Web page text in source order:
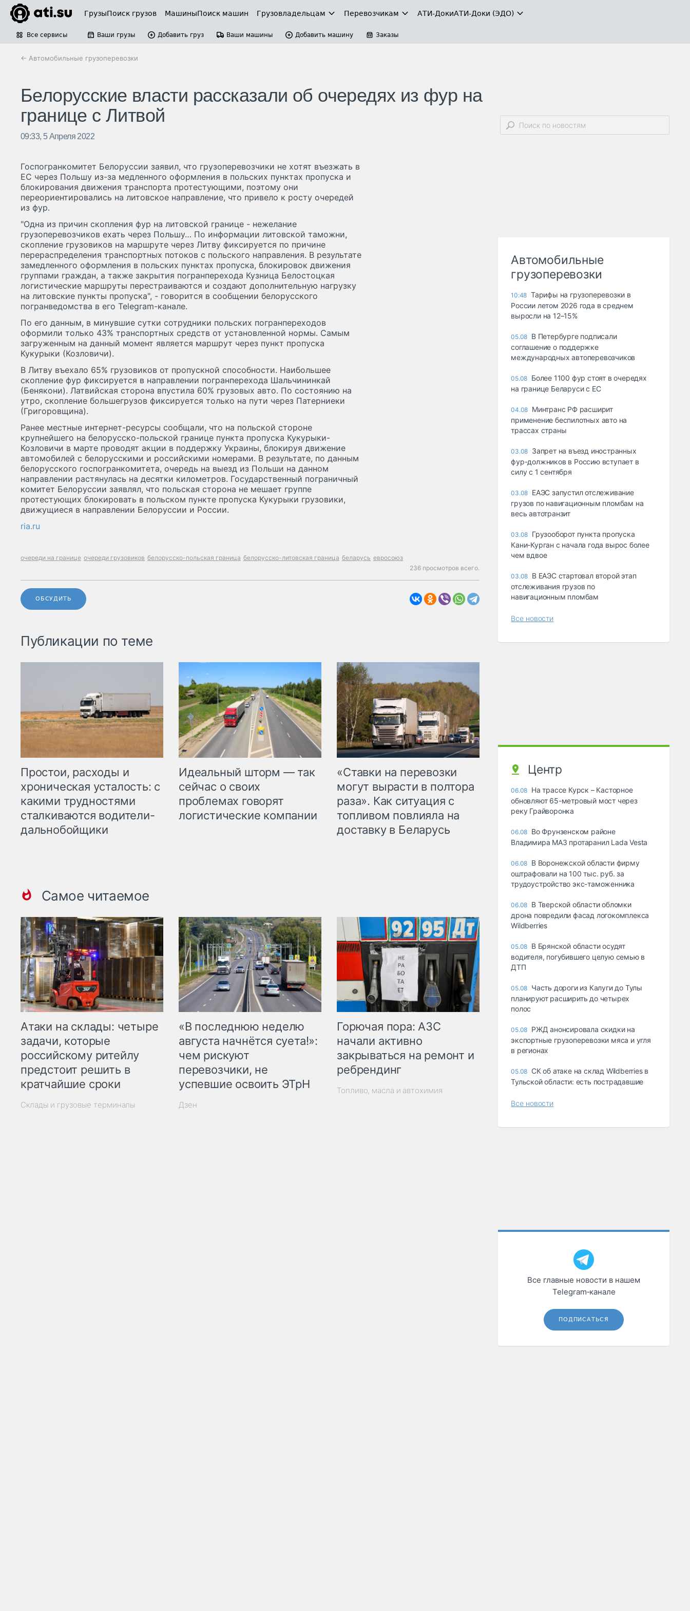
ГрузыПоиск грузов МашиныПоиск машин Грузовладельцам Перевозчикам АТИ-ДокиАТИ-Доки (ЭДО)
Все сервисы Ваши грузы Добавить груз Ваши машины Добавить машину Заказы
← Автомобильные грузоперевозки
Белорусские власти рассказали об очередях из фур на
границе с Литвой
09:33, 5 Апреля 2022
Госпогранкомитет Белоруссии заявил, что грузоперевозчики не хотят въезжать в
ЕС через Польшу из-за медленного оформления в польских пунктах пропуска и
блокирования движения транспорта протестующими, поэтому они
переориентировались на литовское направление, что привело к росту очередей
из фур.
"Одна из причин скопления фур на литовской границе - нежелание
грузоперевозчиков ехать через Польшу… По информации литовской таможни,
скопление грузовиков на маршруте через Литву фиксируется по причине
перераспределения транспортных потоков с польского направления. В результате
замедленного оформления в польских пунктах пропуска, блокировок движения
группами граждан, а также закрытия погранперехода Кузница Белостоцкая
логистические маршруты перестраиваются и создают дополнительную нагрузку
на литовские пункты пропуска", - говорится в сообщении белорусского
погранведомства в его Telegram-канале.
По его данным, в минувшие сутки сотрудники польских погранпереходов
оформили только 43% транспортных средств от установленной нормы. Самым
загруженным на данный момент является маршрут через пункт пропуска
Кукурыки (Козловичи).
В Литву въехало 65% грузовиков от пропускной способности. Наибольшее
скопление фур фиксируется в направлении погранперехода Шальчининкай
(Бенякони). Латвийская сторона впустила 60% грузовых авто. По состоянию на
утро, скопление большегрузов фиксируется только на пути через Патерниеки
(Григоровщина).
Ранее местные интернет-ресурсы сообщали, что на польской стороне
крупнейшего на белорусско-польской границе пункта пропуска Кукурыки-
Козловичи в марте проводят акции в поддержку Украины, блокируя движение
автомобилей с белорусскими и российскими номерами. В результате, по данным
белорусского госпогранкомитета, очередь на выезд из Польши на данном
направлении растянулась на десятки километров. Государственный пограничный
комитет Белоруссии заявлял, что польская сторона не мешает группе
протестующих блокировать в польском пункте пропуска Кукурыки грузовики,
движущиеся в направлении Белоруссии и России.
ria.ru
очереди на границе очереди грузовиков белорусско-польская граница белорусско-литовская граница беларусь евросоюз
236 просмотров всего.
ОБСУДИТЬ
Публикации по теме
Простои, расходы и
хроническая усталость: с
какими трудностями
сталкиваются водители-
дальнобойщики
Идеальный шторм — так
сейчас о своих
проблемах говорят
логистические компании
«Ставки на перевозки
могут вырасти в полтора
раза». Как ситуация с
топливом повлияла на
доставку в Беларусь
Самое читаемое
Атаки на склады: четыре
задачи, которые
российскому ритейлу
предстоит решить в
кратчайшие сроки
Склады и грузовые терминалы
«В последнюю неделю
августа начнётся суета!»:
чем рискуют
перевозчики, не
успевшие освоить ЭТрН
Дзен
Горючая пора: АЗС
начали активно
закрываться на ремонт и
ребрендинг
Топливо, масла и автохимия
Автомобильные
грузоперевозки
10:48 Тарифы на грузоперевозки в
России летом 2026 года в среднем
выросли на 12–15%
05.08 В Петербурге подписали
соглашение о поддержке
международных автоперевозчиков
05.08 Более 1100 фур стоят в очередях
на границе Беларуси с ЕС
04.08 Минтранс РФ расширит
применение беспилотных авто на
трассах страны
03.08 Запрет на въезд иностранных
фур-должников в Россию вступает в
силу с 1 сентября
03.08 ЕАЭС запустил отслеживание
грузов по навигационным пломбам на
весь автотранзит
03.08 Грузооборот пункта пропуска
Кани-Курган с начала года вырос более
чем вдвое
03.08 В ЕАЭС стартовал второй этап
отслеживания грузов по
навигационным пломбам
Все новости
Центр
06.08 На трассе Курск – Касторное
обновляют 65-метровый мост через
реку Грайворонка
06.08 Во Фрунзенском районе
Владимира МАЗ протаранил Lada Vesta
06.08 В Воронежской области фирму
оштрафовали на 100 тыс. руб. за
трудоустройство экс-таможенника
06.08 В Тверской области обломки
дрона повредили фасад логокомплекса
Wildberries
05.08 В Брянской области осудят
водителя, погубившего целую семью в
ДТП
05.08 Часть дороги из Калуги до Тулы
планируют расширить до четырех
полос
05.08 РЖД анонсировала скидки на
экспортные грузоперевозки мяса и угля
в регионах
05.08 СК об атаке на склад Wildberries в
Тульской области: есть пострадавшие
Все новости
Все главные новости в нашем
Telegram‑канале
ПОДПИСАТЬСЯ